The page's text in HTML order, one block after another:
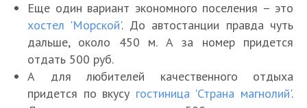
Еще один вариант экономного поселения – это
хостел 'Морской'. До автостанции правда чуть
дальше, около 450 м. А за номер придется
отдать 500 руб.
А для любителей качественного отдыха
придется по вкусу гостиница 'Страна магнолий'.